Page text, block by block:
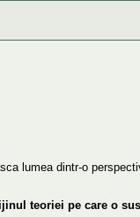
lumea dintr-o
teoriei pe care o